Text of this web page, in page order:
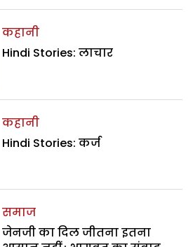
कहानी
Hindi Stories: लाचार
कहानी
Hindi Stories: कर्ज
समाज
जेनजी का दिल जीतना इतना